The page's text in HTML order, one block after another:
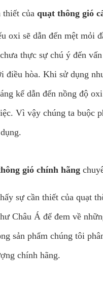
thiết của quạt thông gió
oxi sẽ dẫn đến mệt mỏi
thực sự chú ý đến
điều hòa. Khi sử dụng
kể dẫn đến nồng độ
Vì vậy chúng ta buộc
gió chính hãng
sự cần thiết của quạt
Châu Á để đem về
sản phẩm chúng tôi
chính hãng.